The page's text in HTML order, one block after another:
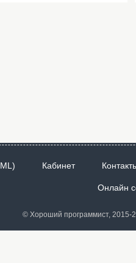
Кабинет
Онлайн
© Хороший программист, 2015-